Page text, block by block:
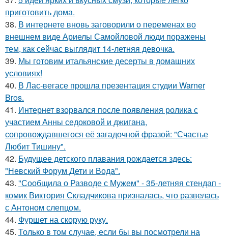
приготовить дома.
38. В интернете вновь заговорили о переменах во
внешнем виде Ариелы Самойловой люди поражены
тем, как сейчас выглядит 14-летняя девочка.
39. Мы готовим итальянские десерты в домашних
условиях!
40. В Лас-вегасе прошла презентация студии Warner
Bros.
41. Интернет взорвался после появления ролика с
участием Анны седоковой и джигана,
сопровождавшегося её загадочной фразой: "Счастье
Любит Тишину".
42. Будущее детского плавания рождается здесь:
"Невский Форум Дети и Вода".
43. "Сообщила о Разводе с Мужем" - 35-летняя стендап -
комик Виктория Складчикова призналась, что развелась
с Антоном слепцом.
44. Фуршет на скорую руку.
45. Только в том случае, если бы вы посмотрели на